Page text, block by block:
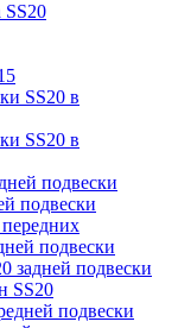
SS20
SS20 в
SS20 в
подвески
подвески
подвески
задней подвески
SS20
подвески